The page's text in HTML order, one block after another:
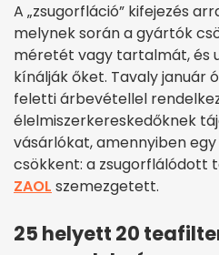
A „zsugorfláció” kifejezés
melynek során a gyártók
méretét vagy tartalmát, és
kínálják őket. Tavaly január
feletti árbevétellel
élelmiszerkereskedőknek
vásárlókat, amennyiben
csökkent: a zsugorflálódott
ZAOL szemezgetett.
25 helyett 20